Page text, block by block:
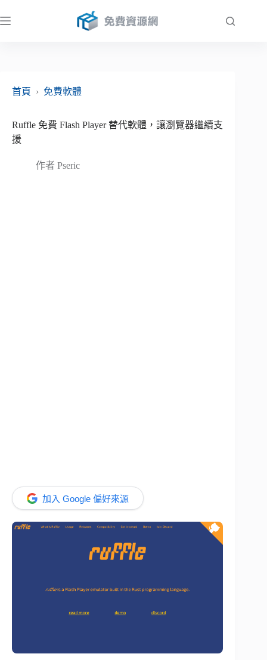
至
首頁
› 免費軟體
Ruffle 免費 Flash Player 替代軟體，讓瀏覽器繼續支
援
作者 Pseric
加入 Google 偏好來源